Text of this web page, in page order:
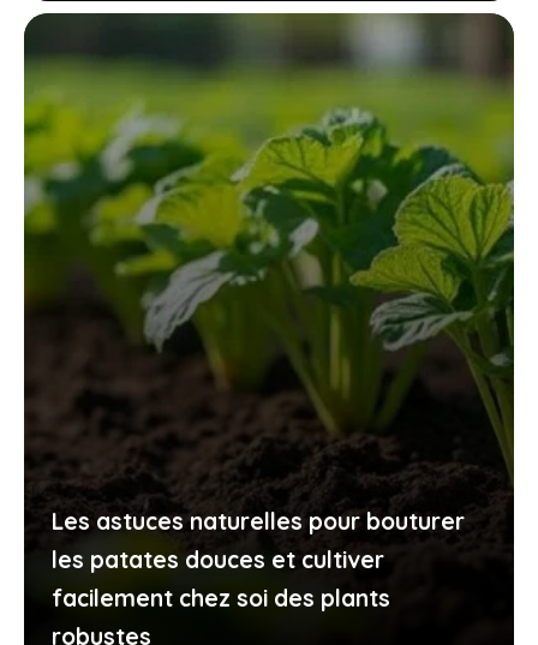
Les astuces naturelles pour bouturer
les patates douces et cultiver
facilement chez soi des plants
robustes